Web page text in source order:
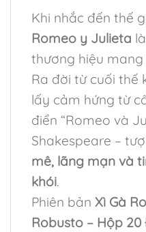
Khi nhắc đến thế
Romeo y Julieta
thương hiệu
Ra đời từ cuối thế
lấy cảm hứng từ
điển “Romeo và
Shakespeare –
mê, lãng mạn và
khói.
Phiên bản Xì Gà
Robusto – Hộp